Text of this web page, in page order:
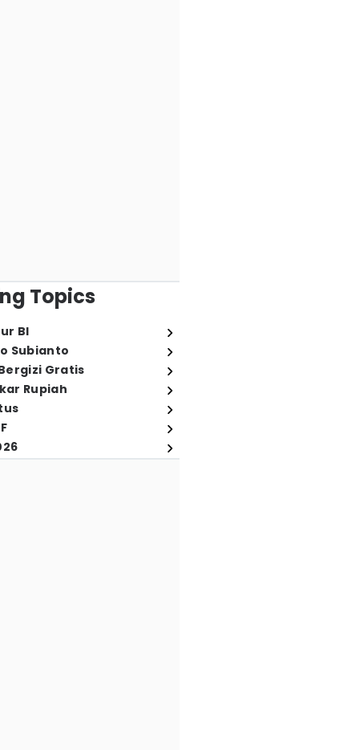
Topics
BI
Subianto
Gratis
Rupiah